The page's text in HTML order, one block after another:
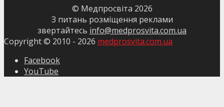
© Медпросвіта 2026
З питань розміщення реклами
звертайтесь info@medprosvita.com.ua
Copyright © 2010 - 2026 medprosvita.com.ua
Facebook
YouTube